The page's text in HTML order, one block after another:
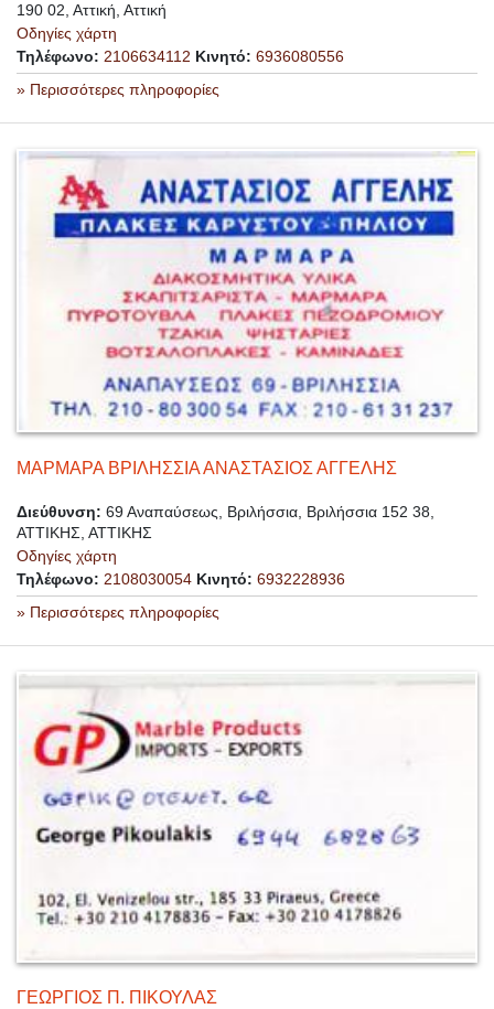
190 02, Αττική, Αττική
Οδηγίες χάρτη
Τηλέφωνο: 2106634112 Κινητό: 6936080556
» Περισσότερες πληροφορίες
ΜΑΡΜΑΡΑ ΒΡΙΛΗΣΣΙΑ ΑΝΑΣΤΑΣΙΟΣ ΑΓΓΕΛΗΣ
Διεύθυνση: 69 Αναπαύσεως, Βριλήσσια, Βριλήσσια 152 38,
ΑΤΤΙΚΗΣ, ΑΤΤΙΚΗΣ
Οδηγίες χάρτη
Τηλέφωνο: 2108030054 Κινητό: 6932228936
» Περισσότερες πληροφορίες
ΓΕΩΡΓΙΟΣ Π. ΠΙΚΟΥΛΑΣ